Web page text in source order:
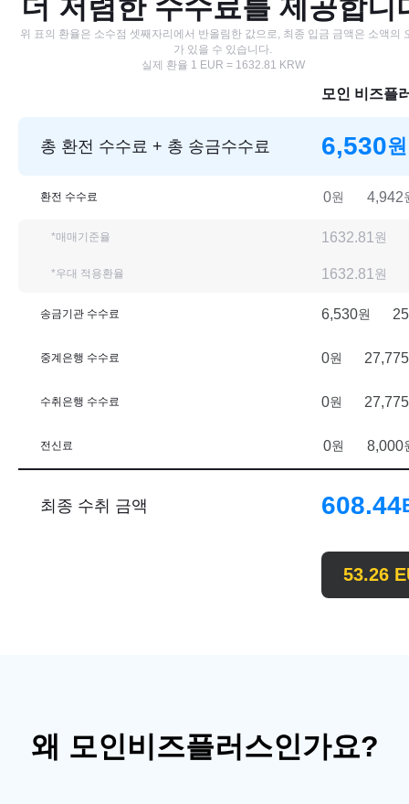
더 저렴한 수수료를 제공합니
위 표의 환율은 소수점 셋째자리에서 반올림한 값으로, 최종 입금 금액은 소액의
가 있을 수 있습니다.
실제 환율 1 EUR = 1632.81 KRW
모인 비즈플
총 환전 수수료 + 총 송금수수료 6,530원
환전 수수료 0원 4,942
*매매기준율 1632.81 원
*우대 적용환율 1632.81 원
송금기관 수수료 6,530원
중계은행 수수료 0원 27,775
수취은행 수수료 0원 27,775
전신료 0원 8,000
최종 수취 금액 608.44
53.26
왜 모인비즈플러스인가요?